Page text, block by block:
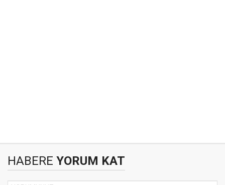
HABERE YORUM KAT